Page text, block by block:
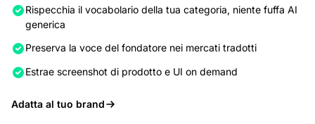
Rispecchia il vocabolario della tua categoria, niente fuffa AI
generica
Preserva la voce del fondatore nei mercati tradotti
Estrae screenshot di prodotto e UI on demand
Adatta al tuo brand